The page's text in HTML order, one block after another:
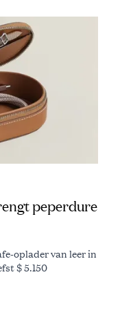
peperdure
oplader van leer in
$ 5.150